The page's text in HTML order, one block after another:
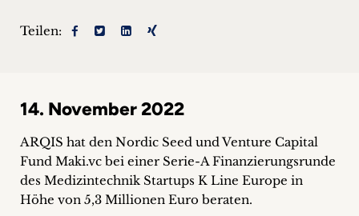
+
&
Events
+
Teilen:
14. November 2022
ARQIS hat den Nordic Seed und Venture Capital
Fund Maki.vc bei einer Serie-A Finanzierungsrunde
des Medizintechnik Startups K Line Europe in
Höhe von 5,3 Millionen Euro beraten.